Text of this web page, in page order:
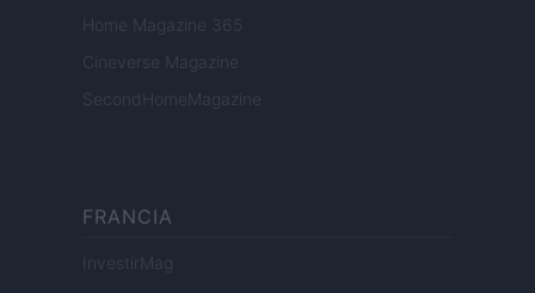
Home Magazine 365
Cineverse Magazine
SecondHomeMagazine
FRANCIA
InvestirMag